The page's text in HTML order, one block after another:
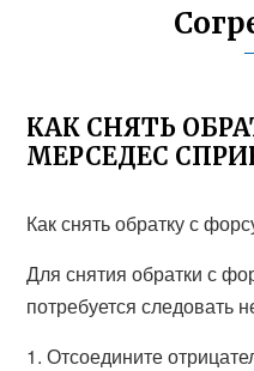
КАК СНЯТЬ
МЕРСЕДЕС
Как снять обратку с
Для снятия обратки с
потребуется следовать
1. Отсоедините